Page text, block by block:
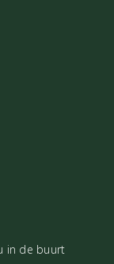
in de buurt